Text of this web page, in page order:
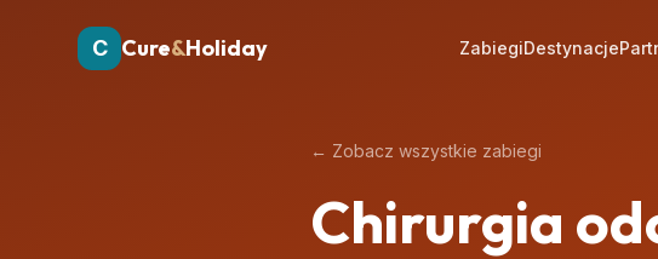
C Cure&Holiday ZabiegiDestynacje
← Zobacz wszystkie zabiegi
Chirurgia